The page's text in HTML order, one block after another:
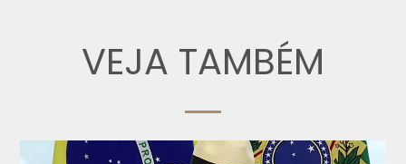
VEJA TAMBÉM